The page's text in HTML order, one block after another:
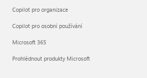
Copilot pro organizace
Copilot pro osobní používání
Microsoft 365
Prohlédnout produkty Microsoft